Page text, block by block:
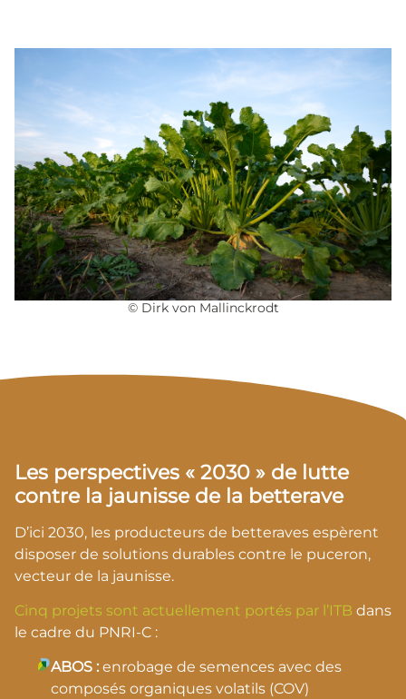
© Dirk von Mallinckrodt
Les perspectives « 2030 » de lutte
contre la jaunisse de la betterave
D’ici 2030, les producteurs de betteraves espèrent
disposer de solutions durables contre le puceron,
vecteur de la jaunisse.
Cinq projets sont actuellement portés par l’ITB dans
le cadre du PNRI-C :
ABOS : enrobage de semences avec des
composés organiques volatils (COV)